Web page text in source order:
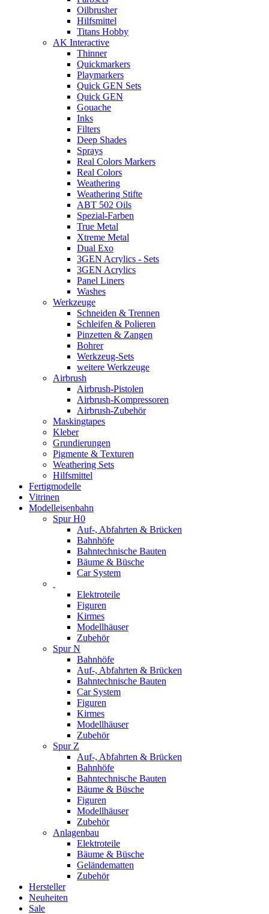
Oilbrusher
Hilfsmittel
Titans Hobby
AK Interactive
Thinner
Quickmarkers
Playmarkers
Quick GEN Sets
Quick GEN
Gouache
Inks
Filters
Deep Shades
Sprays
Real Colors Markers
Real Colors
Weathering
Weathering Stifte
ABT 502 Oils
Spezial-Farben
True Metal
Xtreme Metal
Dual Exo
3GEN Acrylics - Sets
3GEN Acrylics
Panel Liners
Washes
Werkzeuge
Schneiden & Trennen
Schleifen & Polieren
Pinzetten & Zangen
Bohrer
Werkzeug-Sets
weitere Werkzeuge
Airbrush
Airbrush-Pistolen
Airbrush-Kompressoren
Airbrush-Zubehör
Maskingtapes
Kleber
Grundierungen
Pigmente & Texturen
Weathering Sets
Hilfsmittel
Fertigmodelle
Vitrinen
Modelleisenbahn
Spur H0
Auf-, Abfahrten & Brücken
Bahnhöfe
Bahntechnische Bauten
Bäume & Büsche
Car System
Elektroteile
Figuren
Kirmes
Modellhäuser
Zubehör
Spur N
Bahnhöfe
Auf-, Abfahrten & Brücken
Bahntechnische Bauten
Car System
Figuren
Kirmes
Modellhäuser
Zubehör
Spur Z
Auf-, Abfahrten & Brücken
Bahnhöfe
Bahntechnische Bauten
Bäume & Büsche
Figuren
Modellhäuser
Zubehör
Anlagenbau
Elektroteile
Bäume & Büsche
Geländematten
Zubehör
Hersteller
Neuheiten
Sale